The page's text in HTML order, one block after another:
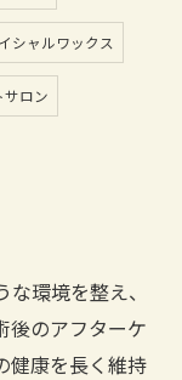
シャルワックス
サロン
環境を整え、
後のアフターケ
健康を長く維持